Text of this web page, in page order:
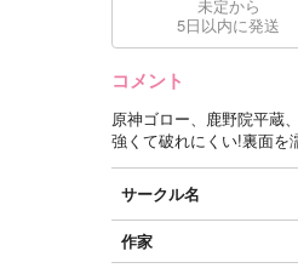
未定から
5日以内に発送
コメント
原神ゴロー、鹿野院平蔵
強くて破れにくい!裏面を
サークル名
作家